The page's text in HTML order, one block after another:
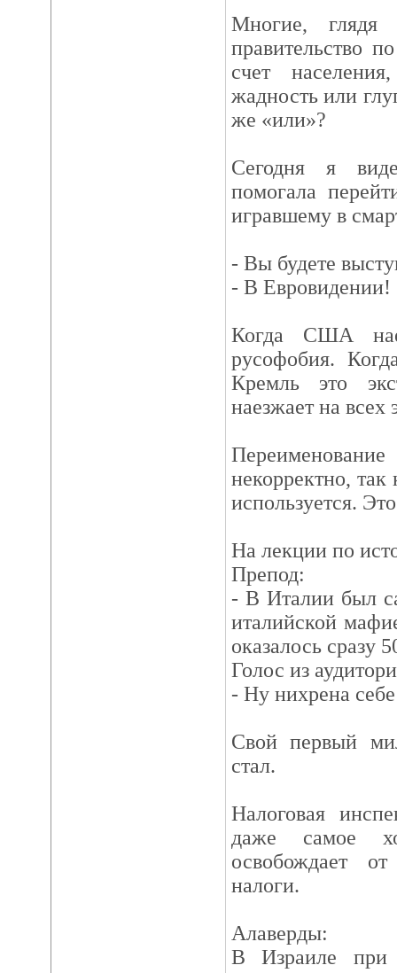
Многие, глядя
правительство
счет
жадность или
же «или»?
Сегодня я
помогала
игравшему в
- Вы будете
- В Евровидении!
Когда США
русофобия.
Кремль это
наезжает на всех
некорректно,
используется.
На лекции по
Препод:
- В Италии был
италийской
оказалось сразу
Голос из
- Ну нихрена
Свой первый
стал.
Налоговая
даже самое
освобождает
налоги.
Алаверды:
В Израиле при